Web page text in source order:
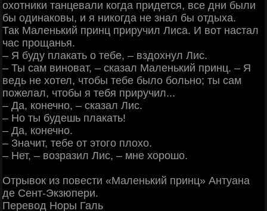
охотники танцевали когда придется, все дни были
бы одинаковы, и я никогда не знал бы отдыха.
Так Маленький принц приручил Лиса. И вот настал
час прощанья.
‒ Я буду плакать о тебе, ‒ вздохнул Лис.
‒ Ты сам виноват, ‒ сказал Маленький принц. ‒ Я
ведь не хотел, чтобы тебе было больно; ты сам
пожелал, чтобы я тебя приручил...
‒ Да, конечно, ‒ сказал Лис.
‒ Но ты будешь плакать!
‒ Да, конечно.
‒ Значит, тебе от этого плохо.
‒ Нет, ‒ возразил Лис, ‒ мне хорошо.
Отрывок из повести «Маленький принц» Антуана
де Сент-Экзюпери.
Перевод Норы Галь